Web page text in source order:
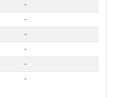
-
-
-
-
-
-